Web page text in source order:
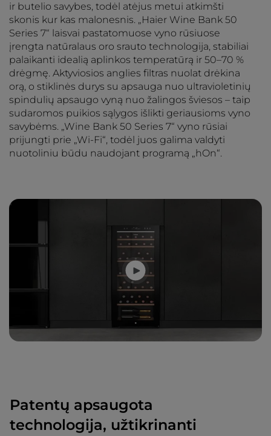
ir butelio savybes, todėl atėjus metui atkimšti
skonis kur kas malonesnis. „Haier Wine Bank 50
Series 7“ laisvai pastatomuose vyno rūsiuose
įrengta natūralaus oro srauto technologija, stabiliai
palaikanti idealią aplinkos temperatūrą ir 50–70 %
drėgmę. Aktyviosios anglies filtras nuolat drėkina
orą, o stiklinės durys su apsauga nuo ultravioletinių
spindulių apsaugo vyną nuo žalingos šviesos – taip
sudaromos puikios sąlygos išlikti geriausioms vyno
savybėms. „Wine Bank 50 Series 7“ vyno rūsiai
prijungti prie „Wi-Fi“, todėl juos galima valdyti
nuotoliniu būdu naudojant programą „hOn“.
Patentų apsaugota
technologija, užtikrinanti